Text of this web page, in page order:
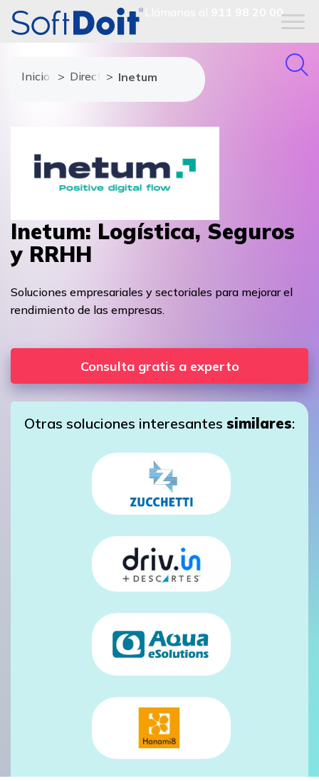
911 98 20 00
Inicio Directorio de proveedores
Inetum
Inetum: Logística, Seguros
y RRHH
Soluciones empresariales y sectoriales para mejorar el
rendimiento de las empresas.
Consulta gratis a experto
Otras soluciones interesantes similares: